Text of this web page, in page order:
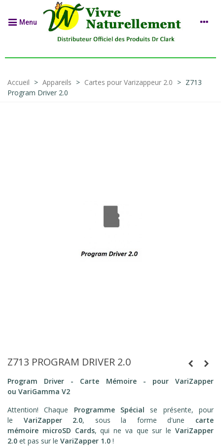
Menu
Accueil > Appareils > Cartes pour Varizappeur 2.0 > Z713
Program Driver 2.0
Z713 PROGRAM DRIVER 2.0
Program Driver - Carte Mémoire - pour VariZapper
ou VariGamma V2
Attention! Chaque Programme Spécial se présente, pour
le VariZapper 2.0, sous la forme d'une carte
mémoire microSD Cards, qui ne va que sur leVariZapper
2.0 et pas sur le VariZapper 1.0 !